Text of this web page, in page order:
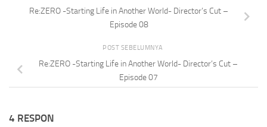
Re:ZERO -Starting Life in Another World- Director’s Cut –
Episode 08
POST SEBELUMNYA
Re:ZERO -Starting Life in Another World- Director’s Cut –
Episode 07
4 RESPON